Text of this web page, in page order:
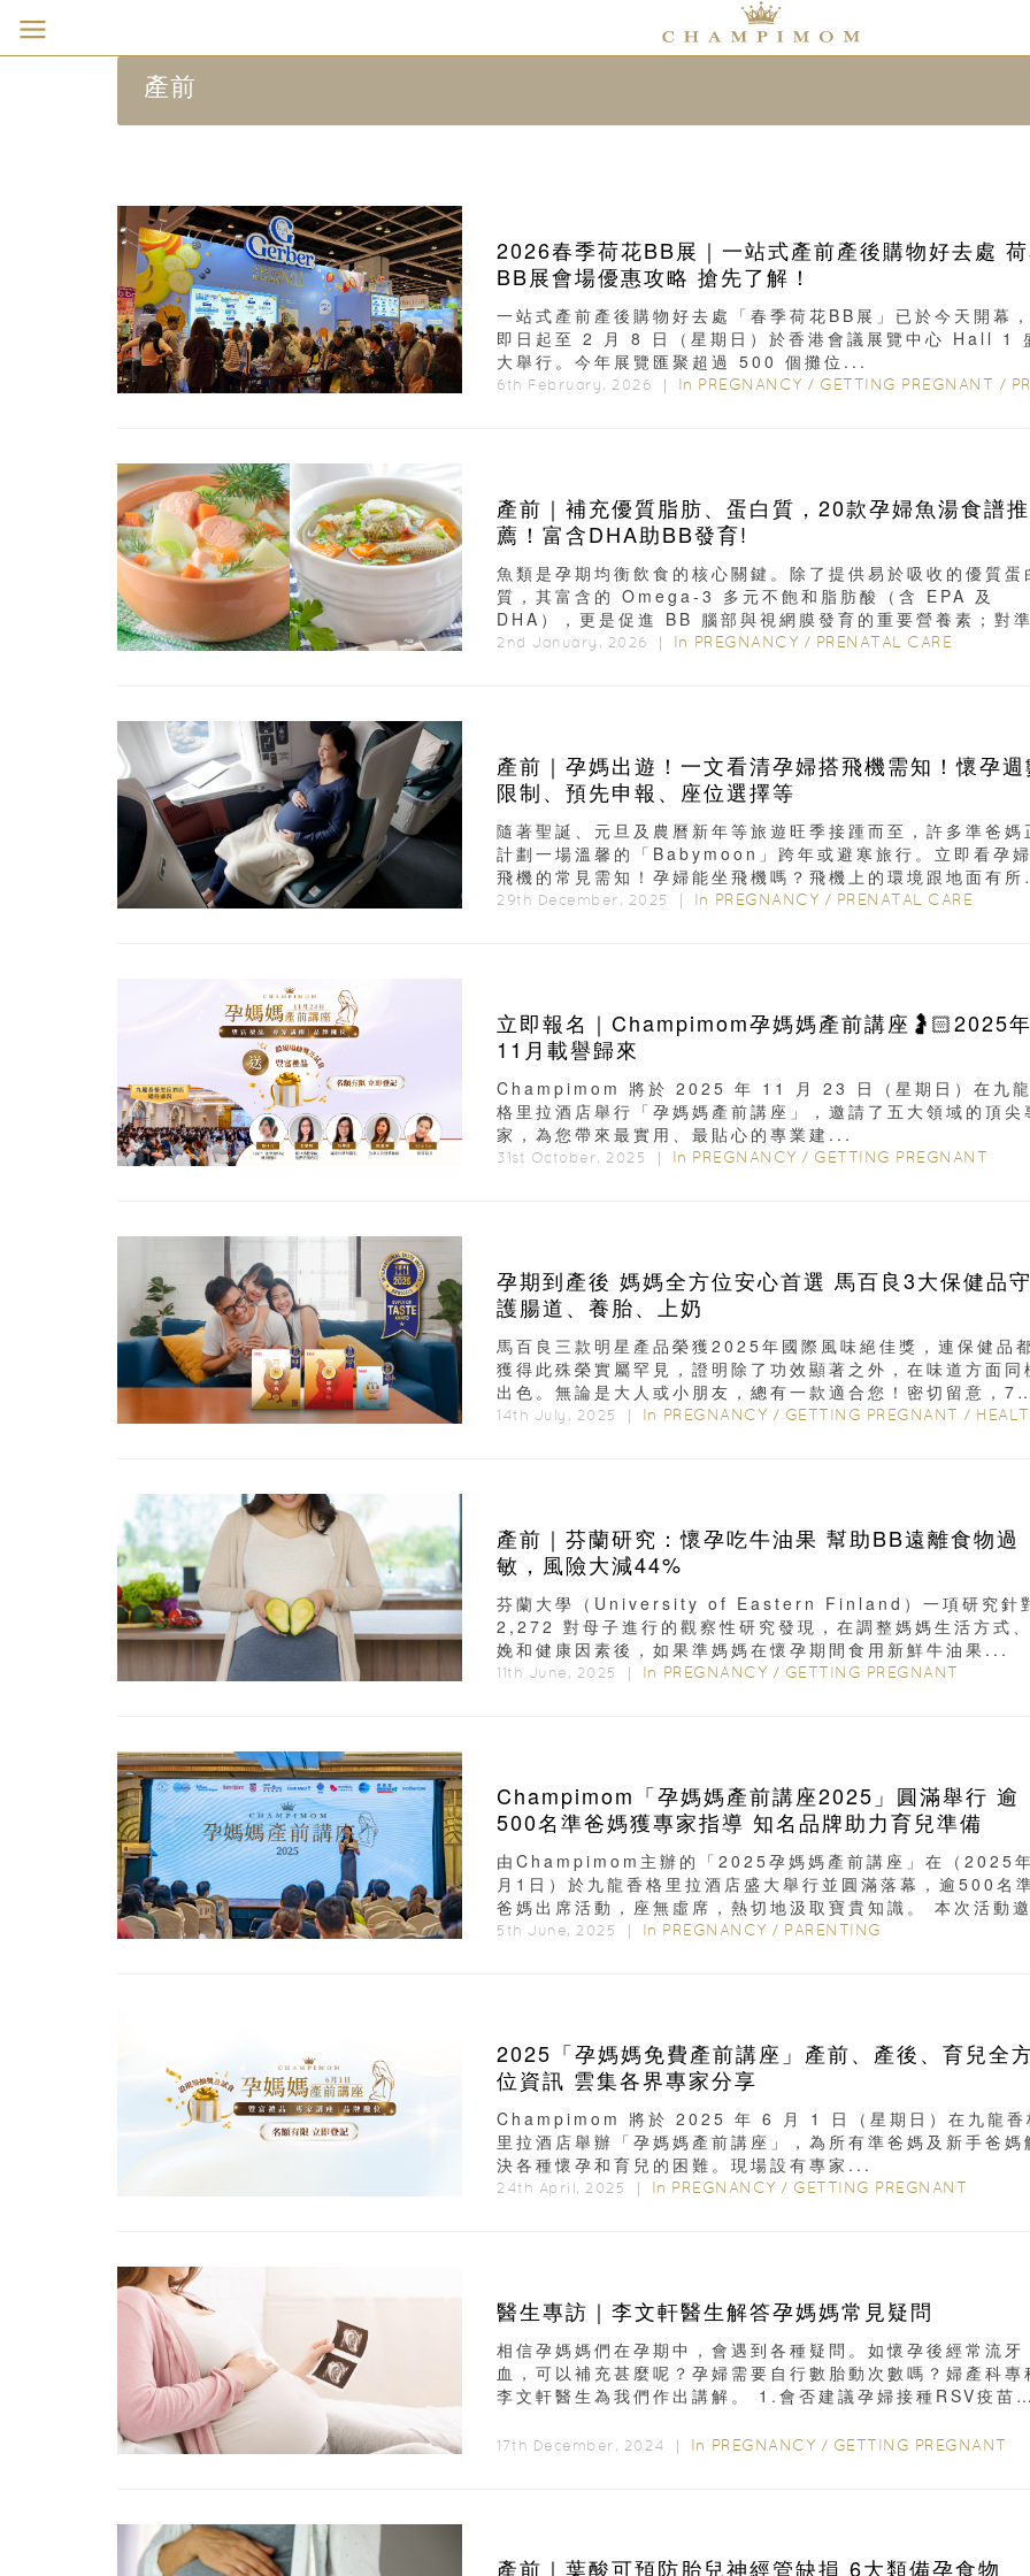
產前
2026春季荷花BB展｜一站式產前產後購物好去處
BB展會場優惠攻略 搶先了解！
一站式產前產後購物好去處「春季荷花BB展」已於今天開幕
即日起至 2 月 8 日（星期日）於香港會議展覽中心 Hall 1
大舉行。今年展覽匯聚超過 500 個攤位...
6th February, 2026 ｜ In PREGNANCY / GETTING PREGNANT /
產前｜補充優質脂肪、蛋白質，20款孕婦魚湯食譜推
薦！富含DHA助BB發育!
魚類是孕期均衡飲食的核心關鍵。除了提供易於吸收的優質蛋
質，其富含的 Omega-3 多元不飽和脂肪酸（含 EPA 及
DHA），更是促進 BB 腦部與視網膜發育的重要營養素；對
媽而言...
2nd January, 2026 ｜ In PREGNANCY / PRENATAL CARE
產前｜孕媽出遊！一文看清孕婦搭飛機需知！懷孕週
限制、預先申報、座位選擇等
隨著聖誕、元旦及農曆新年等旅遊旺季接踵而至，許多準爸媽
計劃一場溫馨的「Babymoon」跨年或避寒旅行。立即看孕
飛機的常見需知！孕婦能坐飛機嗎？飛機上的環境跟地面有所
同...
29th December, 2025 ｜ In PREGNANCY / PRENATAL CARE
立即報名｜Champimom孕媽媽產前講座🤰🏻2025年
11月載譽歸來
Champimom 將於 2025 年 11 月 23 日（星期日）在九
格里拉酒店舉行「孕媽媽產前講座」，邀請了五大領域的頂尖
家，為您帶來最實用、最貼心的專業建...
31st October, 2025 ｜ In PREGNANCY / GETTING PREGNANT
孕期到產後 媽媽全方位安心首選 馬百良3大保健品守
護腸道、養胎、上奶
馬百良三款明星產品榮獲2025年國際風味絕佳獎，連保健品
獲得此殊榮實屬罕見，證明除了功效顯著之外，在味道方面同
出色。無論是大人或小朋友，總有一款適合您！密切留意，7
BB展將設有會場限時優惠 ...
14th July, 2025 ｜ In PREGNANCY / GETTING PREGNANT / HEALTH &
產前｜芬蘭研究：懷孕吃牛油果 幫助BB遠離食物過
敏，風險大減44%
芬蘭大學（University of Eastern Finland）一項研究針
2,272 對母子進行的觀察性研究發現，在調整媽媽生活方式
娩和健康因素後，如果準媽媽在懷孕期間食用新鮮牛油果...
11th June, 2025 ｜ In PREGNANCY / GETTING PREGNANT
Champimom「孕媽媽產前講座2025」圓滿舉行 逾
500名準爸媽獲專家指導 知名品牌助力育兒準備
由Champimom主辦的「2025孕媽媽產前講座」在（2025
月1日）於九龍香格里拉酒店盛大舉行並圓滿落幕，逾500名
爸媽出席活動，座無虛席，熱切地汲取寶貴知識。 本次活動
了多位專家...
5th June, 2025 ｜ In PREGNANCY / PARENTING
2025「孕媽媽免費產前講座」產前、產後、育兒全
位資訊 雲集各界專家分享
Champimom 將於 2025 年 6 月 1 日（星期日）在九龍香
里拉酒店舉辦「孕媽媽產前講座」，為所有準爸媽及新手爸媽
決各種懷孕和育兒的困難。現場設有專家...
24th April, 2025 ｜ In PREGNANCY / GETTING PREGNANT
醫生專訪｜李文軒醫生解答孕媽媽常見疑問
相信孕媽媽們在孕期中，會遇到各種疑問。如懷孕後經常流牙
血，可以補充甚麼呢？孕婦需要自行數胎動次數嗎？婦產科專
李文軒醫生為我們作出講解。 1.會否建議孕婦接種RSV疫苗？
17th December, 2024 ｜ In PREGNANCY / GETTING PREGNANT
產前｜葉酸可預防胎兒神經管缺損 6大類備孕食物